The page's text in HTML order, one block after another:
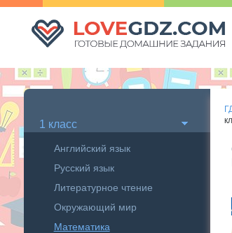
1 класс
Английский язык
Русский язык
Литературное чтение
Окружающий мир
Математика